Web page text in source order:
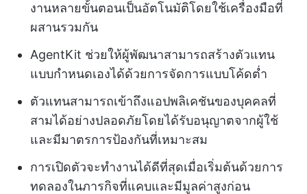
งานหลายขั้นตอนเป็นอัตโนมัติโดยใช้เครื่องมือที่
ผสานรวมกัน
AgentKit ช่วยให้ผู้พัฒนาสามารถสร้างตัวแทน
แบบกำหนดเองได้ด้วยการจัดการแบบโค้ดต่ำ
ตัวแทนสามารถเข้าถึงแอปพลิเคชันของบุคคลที่
สามได้อย่างปลอดภัยโดยได้รับอนุญาตจากผู้ใช้
และมีมาตรการป้องกันที่เหมาะสม
การเปิดตัวจะทำงานได้ดีที่สุดเมื่อเริ่มต้นด้วยการ
ทดลองในภารกิจที่แคบและมีมูลค่าสูงก่อน